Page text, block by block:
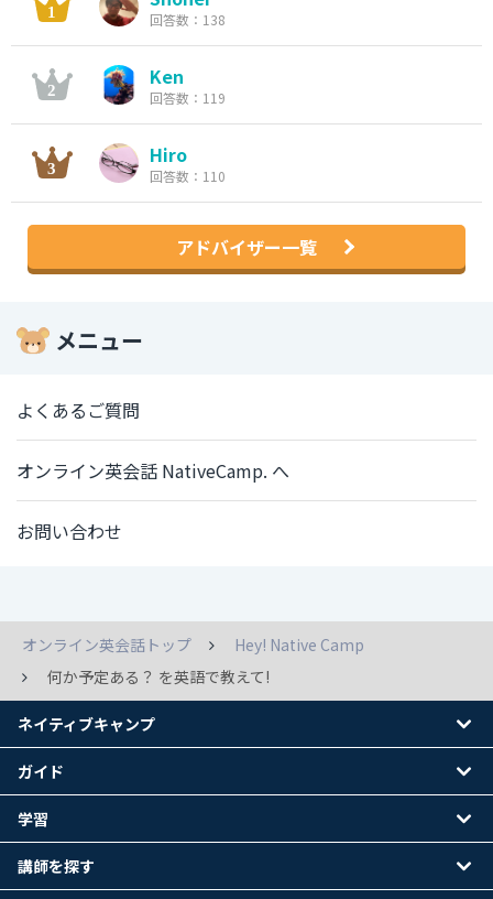
回答数：138
Ken
回答数：119
Hiro
回答数：110
アドバイザー一覧
メニュー
よくあるご質問
オンライン英会話 NativeCamp. へ
お問い合わせ
オンライン英会話トップ
Hey! Native Camp
何か予定ある？ を英語で教えて!
ネイティブキャンプ
ガイド
学習
講師を探す